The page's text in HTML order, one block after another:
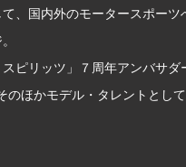
、国内外のモータースポー
ピリッツ」７周年アンバサ
のほかモデル・タレントとし